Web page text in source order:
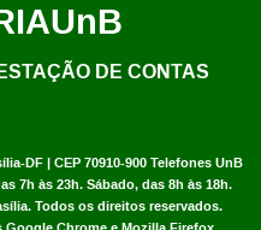
DF | CEP 70910-900 Telefones UnB
7h às 23h. Sábado, das 8h às 18h.
. Todos os direitos reservados.
UnB
DE CONTAS